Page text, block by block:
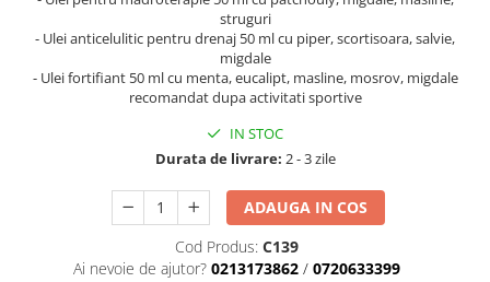
struguri
- Ulei anticelulitic pentru drenaj 50 ml cu piper, scortisoara, salvie,
migdale
- Ulei fortifiant 50 ml cu menta, eucalipt, masline, mosrov, migdale
recomandat dupa activitati sportive
IN STOC
Durata de livrare: 2 - 3 zile
ADAUGA IN COS
Cod Produs: C139
Ai nevoie de ajutor? 0213173862 / 0720633399